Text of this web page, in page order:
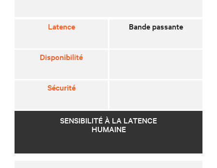
Latence Bande passante
Disponibilité
Sécurité
SENSIBILITÉ À LA LATENCE
HUMAINE